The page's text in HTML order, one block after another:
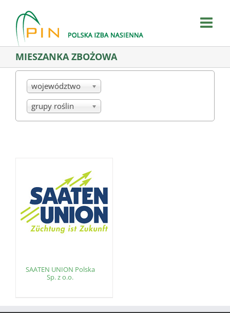
content
MIESZANKA ZBOŻOWA
województwo
grupy roślin
SAATEN UNION Polska
Sp. z o.o.